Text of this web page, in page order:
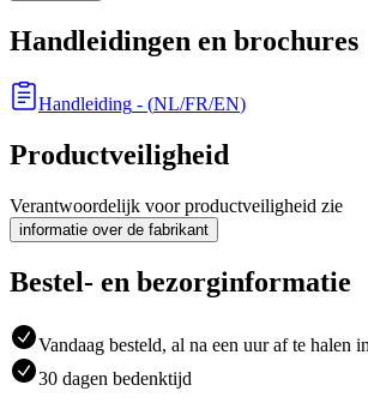
Handleidingen en brochures
Handleiding - (NL/FR/EN)
Productveiligheid
Verantwoordelijk voor productveiligheid zie
informatie over de fabrikant
Bestel- en bezorginformatie
Vandaag besteld, al na een uur af te halen
30 dagen bedenktijd